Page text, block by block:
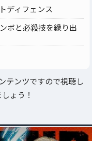
ディフェンス
ボと必殺技を繰り出
テンツですので視聴し
ょう！